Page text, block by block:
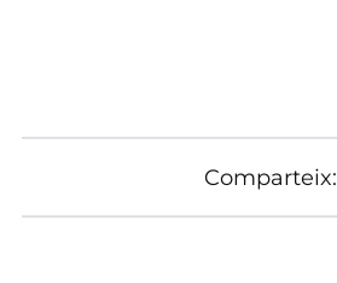
Comparteix: